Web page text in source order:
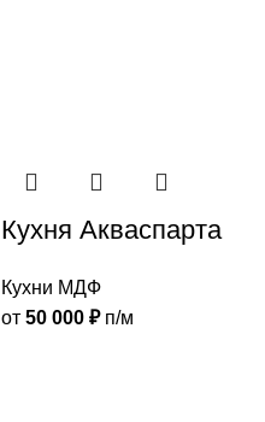
Кухня Акваспарта
Кухни МДФ
от 50 000 ₽п/м